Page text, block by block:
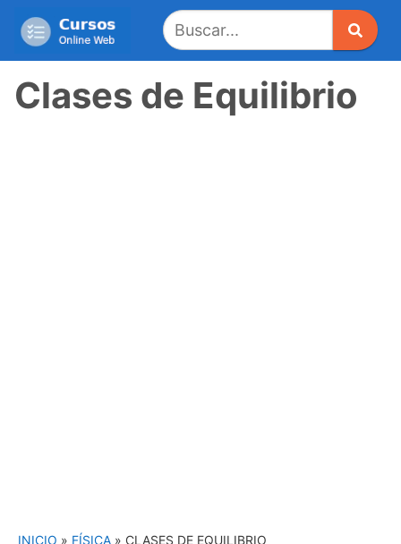
Clases de Equilibrio
INICIO » FÍSICA » CLASES DE EQUILIBRIO